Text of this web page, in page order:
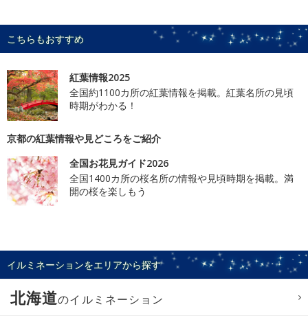
こちらもおすすめ
紅葉情報2025
全国約1100カ所の紅葉情報を掲載。紅葉名所の見頃
時期がわかる！
京都の紅葉情報や見どころをご紹介
全国お花見ガイド2026
全国1400カ所の桜名所の情報や見頃時期を掲載。満
開の桜を楽しもう
イルミネーションをエリアから探す
北海道のイルミネーション